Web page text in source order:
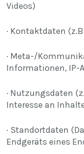
Videos)
· Kontaktdaten
· Meta-/
Informationen, IP-
· Nutzungsdaten
Interesse an
· Standortdaten
Endgeräts eines